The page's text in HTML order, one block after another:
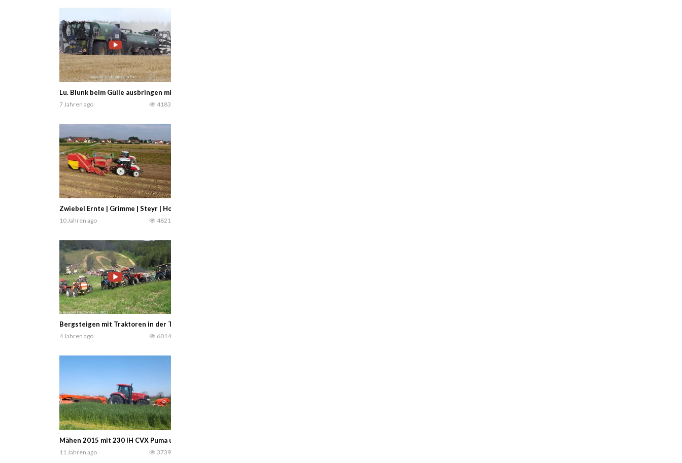
Lu. Blunk beim Gülle ausbringen mit einem Claas Xerion 4000 Saddle Trac — Landtechnik MV – Agricultural Videos
7 Jahren ago 4183
Zwiebel Ernte | Grimme | Steyr | Holaras — Agrarprofi – Agriculture
10 Jahren ago 4821
Bergsteigen mit Traktoren in der Tschechischen Republik.. Man muss etwas mit seiner Zeit anfangen ?………. Tominin
4 Jahren ago 6014
Mähen 2015 mit 230 IH CVX Puma und Kuhn
11 Jahren ago 3739